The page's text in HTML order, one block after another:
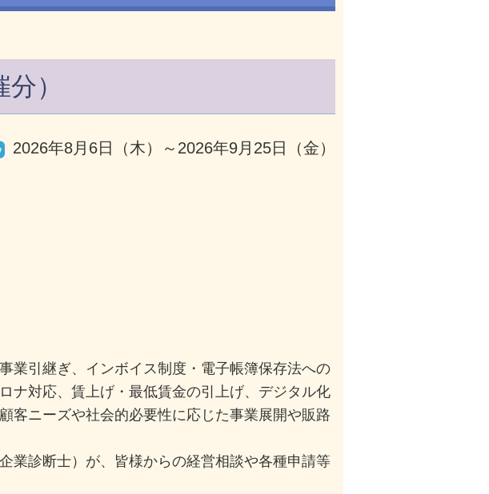
）
2026年8月6日（木）～2026年9月25日（金）
業引継ぎ、インボイス制度・電子帳簿保存法への
ナ対応、賃上げ・最低賃金の引上げ、デジタル化
客ニーズや社会的必要性に応じた事業展開や販路
業診断士）が、皆様からの経営相談や各種申請等